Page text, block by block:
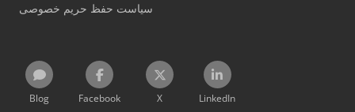
سیاست حفظ حریم خصوصی
Blog Facebook X LinkedIn